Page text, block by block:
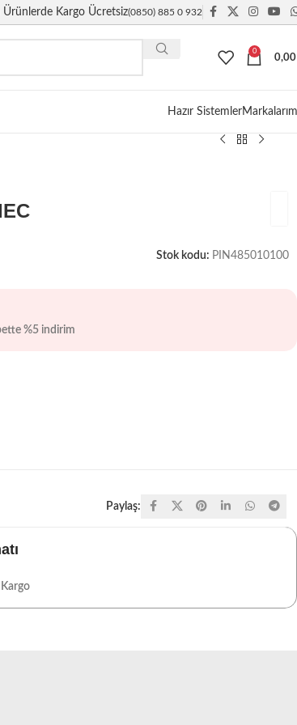
Ürünlerde Kargo Ücretsiz(0850) 885 0 932
0
Hazır Sistemler
Stok kodu: PIN485010100
%5 indirim
Paylaş: